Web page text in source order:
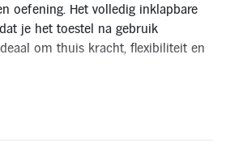
oefening. Het volledig inklapbare
je het toestel na gebruik
om thuis kracht, flexibiliteit en